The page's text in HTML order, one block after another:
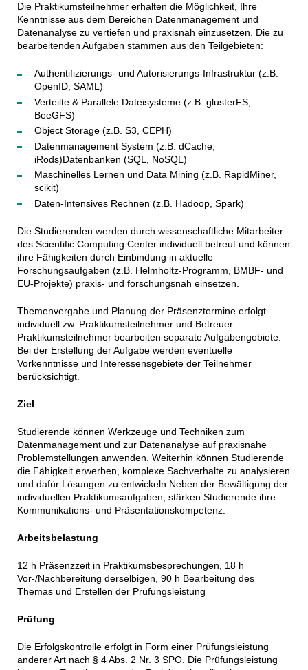
Die Praktikumsteilnehmer erhalten die Möglichkeit, Ihre
Kenntnisse aus dem Bereichen Datenmanagement und
Datenanalyse zu vertiefen und praxisnah einzusetzen. Die zu
bearbeitenden Aufgaben stammen aus den Teilgebieten:
Authentifizierungs- und Autorisierungs-Infrastruktur (z.B.
OpenID, SAML)
Verteilte & Parallele Dateisysteme (z.B. glusterFS,
BeeGFS)
Object Storage (z.B. S3, CEPH)
Datenmanagement System (z.B. dCache,
iRods)Datenbanken (SQL, NoSQL)
Maschinelles Lernen und Data Mining (z.B. RapidMiner,
scikit)
Daten-Intensives Rechnen (z.B. Hadoop, Spark)
Die Studierenden werden durch wissenschaftliche Mitarbeiter
des Scientific Computing Center individuell betreut und können
ihre Fähigkeiten durch Einbindung in aktuelle
Forschungsaufgaben (z.B. Helmholtz-Programm, BMBF- und
EU-Projekte) praxis- und forschungsnah einsetzen.
Themenvergabe und Planung der Präsenztermine erfolgt
individuell zw. Praktikumsteilnehmer und Betreuer.
Praktikumsteilnehmer bearbeiten separate Aufgabengebiete.
Bei der Erstellung der Aufgabe werden eventuelle
Vorkenntnisse und Interessensgebiete der Teilnehmer
berücksichtigt.
Ziel
Studierende können Werkzeuge und Techniken zum
Datenmanagement und zur Datenanalyse auf praxisnahe
Problemstellungen anwenden. Weiterhin können Studierende
die Fähigkeit erwerben, komplexe Sachverhalte zu analysieren
und dafür Lösungen zu entwickeln.Neben der Bewältigung der
individuellen Praktikumsaufgaben, stärken Studierende ihre
Kommunikations- und Präsentationskompetenz.
Arbeitsbelastung
12 h Präsenzzeit in Praktikumsbesprechungen, 18 h
Vor-/Nachbereitung derselbigen, 90 h Bearbeitung des
Themas und Erstellen der Prüfungsleistung
Prüfung
Die Erfolgskontrolle erfolgt in Form einer Prüfungsleistung
anderer Art nach § 4 Abs. 2 Nr. 3 SPO. Die Prüfungsleistung